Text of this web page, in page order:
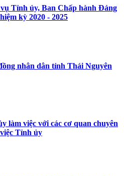
Tỉnh ủy, Ban Chấp hành Đảng
kỳ 2020 - 2025
nhân dân tỉnh Thái Nguyên
làm việc với các cơ quan chuyên
Tỉnh ủy